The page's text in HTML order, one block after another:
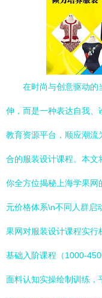
在时尚与创意驱动的
伸，而是一种表达自我、
教育资源平台，顺应潮
合的服装设计课程。本文
你全方位揭秘上海学果
元价格体系\n不同人群启
果网对服装设计课程实行
基础入阶课程（1000-
面料认知实操绘制训练